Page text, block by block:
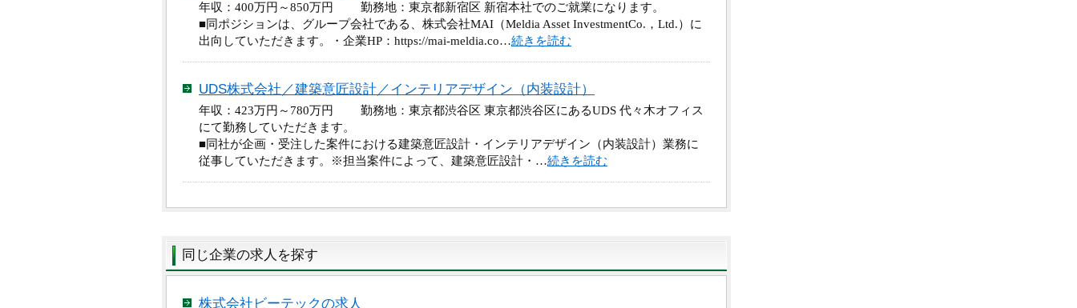
年収：400万円～850万円 勤務地：東京都新宿区 新宿本社でのご就業になります。
■同ポジションは、グループ会社である、株式会社MAI（Meldia Asset InvestmentCo.，Ltd.）に
出向していただきます。・企業HP：https://mai-meldia.co…続きを読む
UDS株式会社／建築意匠設計／インテリアデザイン（内装設計）
年収：423万円～780万円 勤務地：東京都渋谷区 東京都渋谷区にあるUDS 代々木オフィス
にて勤務していただきます。
■同社が企画・受注した案件における建築意匠設計・インテリアデザイン（内装設計）業務に
従事していただきます。※担当案件によって、建築意匠設計・…続きを読む
同じ企業の求人を探す
株式会社ビーテックの求人